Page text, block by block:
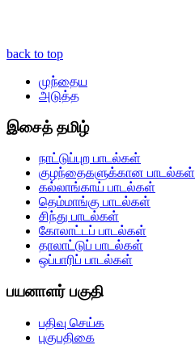
back to top
முந்தைய
அடுத்த
இசைத் தமிழ்
நாட்டுப்புற பாடல்கள்
குழந்தைகளுக்கான பாடல்கள்
கல்லாங்காய் பாடல்கள்
தெம்மாங்கு பாடல்கள்
சிந்து பாடல்கள்
கோலாட்டப் பாடல்கள்
தாலாட்டுப் பாடல்கள்
ஒப்பாரிப் பாடல்கள்
பயனாளர் பகுதி
பதிவு செய்க
புகுபதிகை